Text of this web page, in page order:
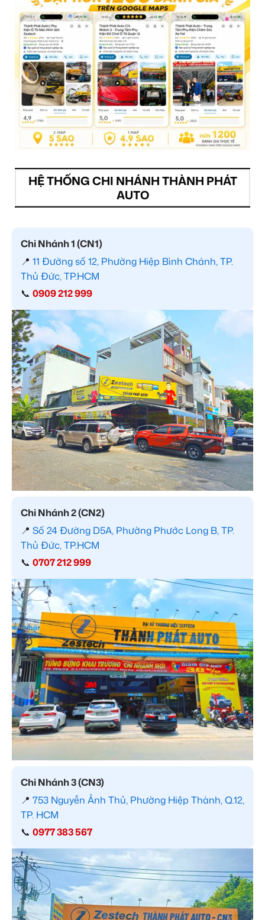
HỆ THỐNG CHI NHÁNH THÀNH PHÁT
AUTO
Chi Nhánh 1 (CN1)
📍 11 Đường số 12, Phường Hiệp Bình Chánh, TP.
Thủ Đức, TP.HCM
📞 0909 212 999
Chi Nhánh 2 (CN2)
📍 Số 24 Đường D5A, Phường Phước Long B, TP.
Thủ Đức, TP.HCM
📞 0707 212 999
Chi Nhánh 3 (CN3)
📍 753 Nguyễn Ảnh Thủ, Phường Hiệp Thành, Q.12,
TP. HCM
📞 0977 383 567